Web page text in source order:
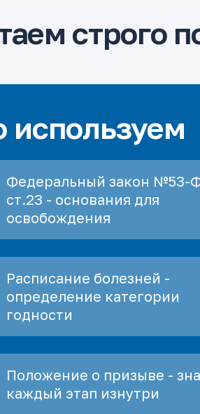
строго
используем
Федеральный закон №53-
ст.23 - основания для
освобождения
Расписание болезней -
определение категории
годности
Положение о призыве -
каждый этап изнутри